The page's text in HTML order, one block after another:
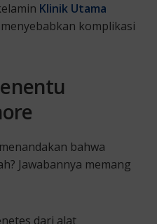
Klinik Utama
komplikasi
bahwa
Jawabannya memang
dari alat